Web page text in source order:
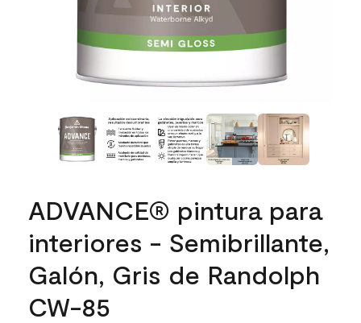
ADVANCE® pintura para
interiores - Semibrillante,
Galón, Gris de Randolph
CW-85